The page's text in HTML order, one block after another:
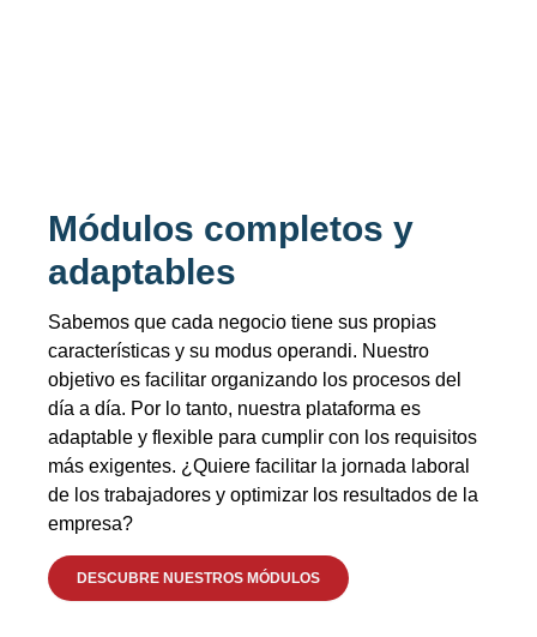
Módulos completos y
adaptables
Sabemos que cada negocio tiene sus propias
características y su modus operandi. Nuestro
objetivo es facilitar organizando los procesos del
día a día. Por lo tanto, nuestra plataforma es
adaptable y flexible para cumplir con los requisitos
más exigentes. ¿Quiere facilitar la jornada laboral
de los trabajadores y optimizar los resultados de la
empresa?
DESCUBRE NUESTROS MÓDULOS